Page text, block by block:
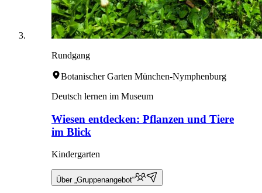
Rundgang
Botanischer Garten München-Nymphenburg
Deutsch lernen im Museum
Wiesen entdecken: Pflanzen und Tiere
im Blick
Kindergarten
Über „Gruppenangebot“